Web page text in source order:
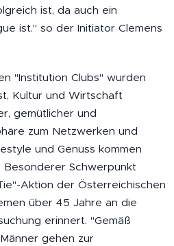
ist, da auch ein
ist." so der Initiator Clemens
"Institution Clubs" wurden
Kultur und Wirtschaft
gemütlicher und
zum Netzwerken und
und Genuss kommen
Besonderer Schwerpunkt
Aktion der Österreichischen
über 45 Jahre an die
erinnert. "Gemäß
gehen zur